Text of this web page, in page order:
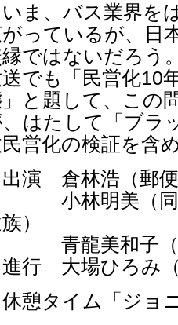
ま、バス業界を
がっているが、日
ではないだろう
でも「民営化10
と題して、この
はたして「ブラ
営化の検証を含
出演 倉林浩（郵
林明美（同会
）
龍美和子（さ
進行 大場ひろみ
休憩タイム「ジョ